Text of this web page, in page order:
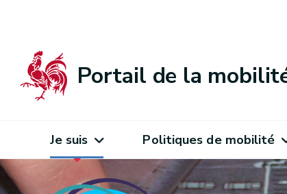
Portail de la
Je suis Politiques de mobilité